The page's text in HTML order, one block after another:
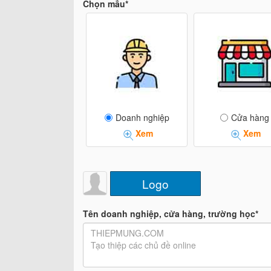
Chọn mẫu*
Doanh nghiệp
Xem
Cửa hàng
Xem
Logo
Tên doanh nghiệp, cửa hàng, trường học*